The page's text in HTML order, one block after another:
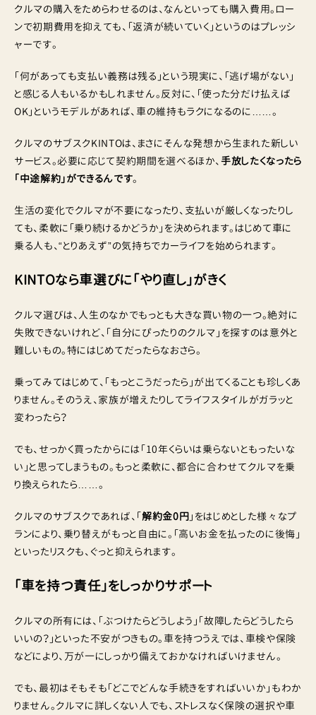
クルマの購入をためらわせるのは、なんといっても購入費用。ロー
ンで初期費用を抑えても、「返済が続いていく」というのはプレッシ
ャーです。
「何があっても支払い義務は残る」という現実に、「逃げ場がない」
と感じる人もいるかもしれません。反対に、「使った分だけ払えば
OK」というモデルがあれば、車の維持もラクになるのに……。
クルマのサブスクKINTOは、まさにそんな発想から生まれた新しい
サービス。必要に応じて契約期間を選べるほか、手放したくなったら
「中途解約」ができるんです。
生活の変化でクルマが不要になったり、支払いが厳しくなったりし
ても、柔軟に「乗り続けるかどうか」を決められます。はじめて車に
乗る人も、“とりあえず”の気持ちでカーライフを始められます。
KINTOなら車選びに「やり直し」がきく
クルマ選びは、人生のなかでもっとも大きな買い物の一つ。絶対に
失敗できないけれど、「自分にぴったりのクルマ」を探すのは意外と
難しいもの。特にはじめてだったらなおさら。
乗ってみてはじめて、「もっとこうだったら」が出てくることも珍しくあ
りません。そのうえ、家族が増えたりしてライフスタイルがガラッと
変わったら？
でも、せっかく買ったからには「10年くらいは乗らないともったいな
い」と思ってしまうもの。もっと柔軟に、都合に合わせてクルマを乗
り換えられたら……。
クルマのサブスクであれば、「解約金0円 」をはじめとした様々なプ
ランにより、乗り替えがもっと自由に。「高いお金を払ったのに後悔」
といったリスクも、ぐっと抑えられます。
「車を持つ責任」をしっかりサポート
クルマの所有には、「ぶつけたらどうしよう」「故障したらどうしたら
いいの？」といった不安がつきもの。車を持つうえでは、車検や保険
などにより、万が一にしっかり備えておかなければいけません。
でも、最初はそもそも「どこでどんな手続きをすればいいか」もわか
りません。クルマに詳しくない人でも、ストレスなく保険の選択や車